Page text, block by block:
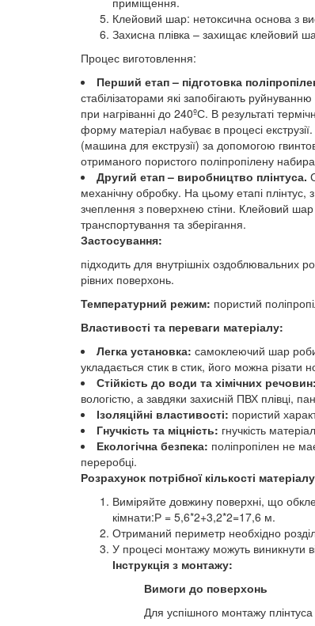
Клейовий шар: нетоксична основа з
Захисна плівка – захищає клейовий
Процес виготовлення:
Перший етап – підготовка
стабілізаторами які запобігають
при нагріванні до 240ºС. В результаті
форму матеріал набуває в процесі
(машина для екструзії) за допомогою
отриманого пористого поліпропілену
Другий етап – виробництво плінтуса.
механічну обробку. На цьому етапі
зчеплення з поверхнею стіни. Клейовий шар
транспортування та зберігання.
Застосування:
підходить для внутрішніх оздоблювальних
рівних поверхонь.
Температурний режим: пористий
Властивості та переваги матеріалу:
Легка установка: самоклеючий шар
укладається стик в стик, його можна
Стійкість до води та хімічних речовин:
вологістю, а завдяки захисній ПВХ плівці,
Ізоляційні властивості: пористий
Гнучкість та міцність: гнучкість
Екологічна безпека: поліпропілен не
переробці.
Розрахунок потрібної кількості
Виміряйте довжину поверхні, що
кімнати:Р = 5,6*2+3,2*2=17,6 м.
Отриманий периметр необхідно
У процесі монтажу можуть виникнути
Інструкція з монтажу:
Вимоги до поверхонь
Для успішного монтажу